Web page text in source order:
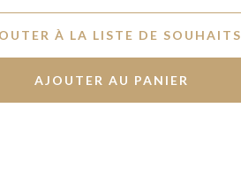
À LA LISTE DE SOUHAITS